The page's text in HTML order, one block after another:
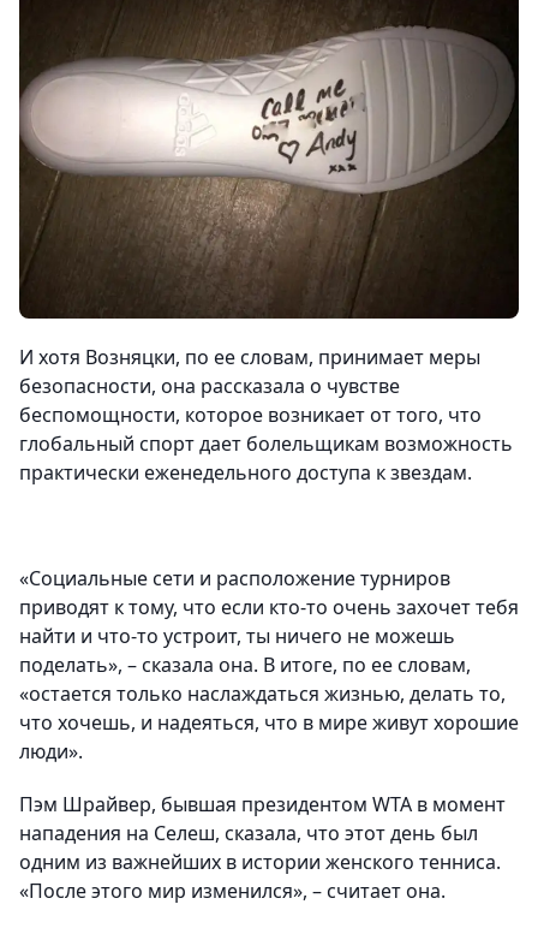
И хотя Возняцки, по ее словам, принимает меры
безопасности, она рассказала о чувстве
беспомощности, которое возникает от того, что
глобальный спорт дает болельщикам возможность
практически еженедельного доступа к звездам.
«Социальные сети и расположение турниров
приводят к тому, что если кто-то очень захочет тебя
найти и что-то устроит, ты ничего не можешь
поделать», – сказала она. В итоге, по ее словам,
«остается только наслаждаться жизнью, делать то,
что хочешь, и надеяться, что в мире живут хорошие
люди».
Пэм Шрайвер, бывшая президентом WTA в момент
нападения на Селеш, сказала, что этот день был
одним из важнейших в истории женского тенниса.
«После этого мир изменился», – считает она.